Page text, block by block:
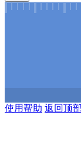
使用帮助 返回顶部